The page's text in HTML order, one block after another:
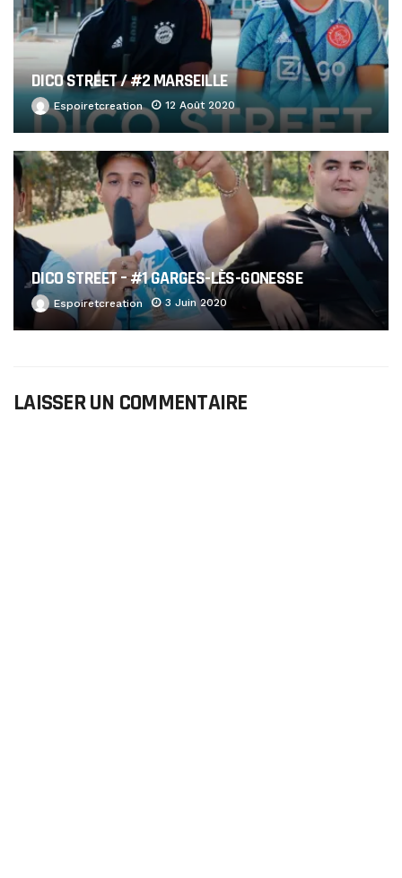
DICO STREET / #2 MARSEILLE
Espoiretcreation 12 Août 2020
DICO STREET – #1 GARGES-LÈS-GONESSE
Espoiretcreation 3 Juin 2020
LAISSER UN COMMENTAIRE